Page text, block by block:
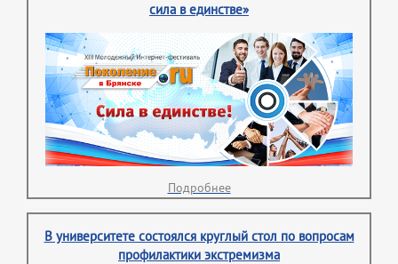
сила в единстве»
Подробнее
В университете состоялся круглый стол по вопросам
профилактики экстремизма